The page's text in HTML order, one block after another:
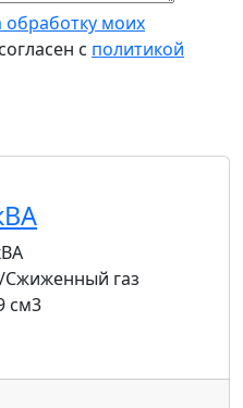
обработку моих
с политикой
газ
см3